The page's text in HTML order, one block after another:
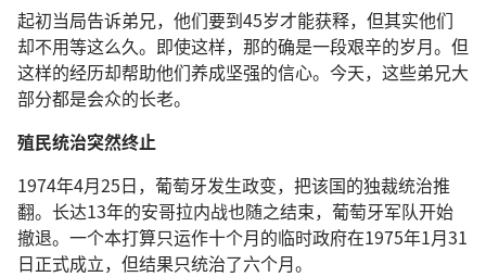
起初当局告诉弟兄，他们要到45岁才能获释，但其实他们
却不用等这么久。即使这样，那的确是一段艰辛的岁月。但
这样的经历却帮助他们养成坚强的信心。今天，这些弟兄大
部分都是会众的长老。
殖民统治突然终止
1974年4月25日，葡萄牙发生政变，把该国的独裁统治推
翻。长达13年的安哥拉内战也随之结束，葡萄牙军队开始
撤退。一个本打算只运作十个月的临时政府在1975年1月31
日正式成立，但结果只统治了六个月。